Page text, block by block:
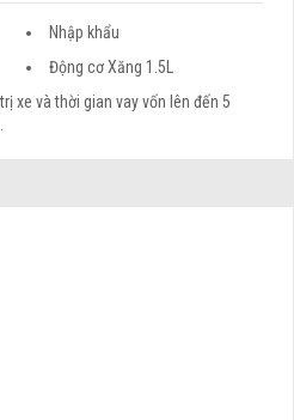
Nhập khẩu
Động cơ Xăng 1.5L
xe và thời gian vay vốn lên đến 5